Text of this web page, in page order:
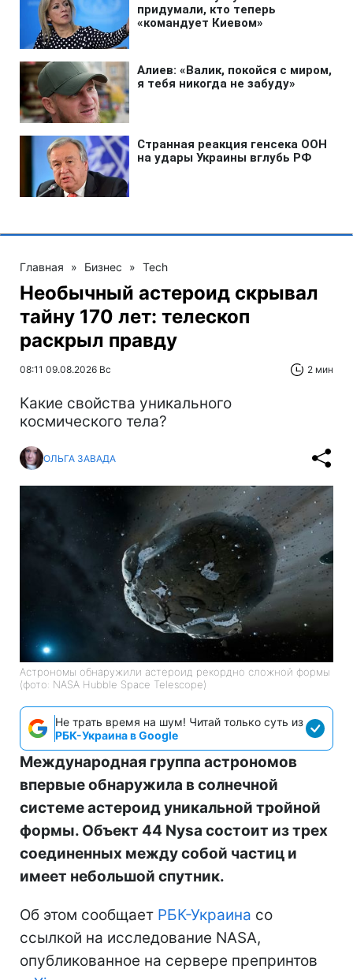
Главная » Бизнес » Tech
Необычный астероид скрывал
тайну 170 лет: телескоп
раскрыл правду
08:11 09.08.2026 Вс 2 мин
Какие свойства уникального
космического тела?
ОЛЬГА ЗАВАДА
Астрономы обнаружили астероид рекордно сложной формы
(фото: NASA Hubble Space Telescope)
Не трать время на шум! Читай только суть из
РБК-Украина в Google
Международная группа астрономов
впервые обнаружила в солнечной
системе астероид уникальной тройной
формы. Объект 44 Nysa состоит из трех
соединенных между собой частиц и
имеет небольшой спутник.
Об этом сообщает РБК-Украина со
ссылкой на исследование NASA,
опубликованное на сервере препринтов